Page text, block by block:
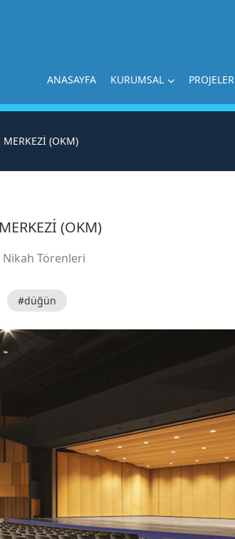
ANASAYFA KURUMSAL PROJELER
MERKEZİ (OKM)
(OKM)
Törenleri
#düğün